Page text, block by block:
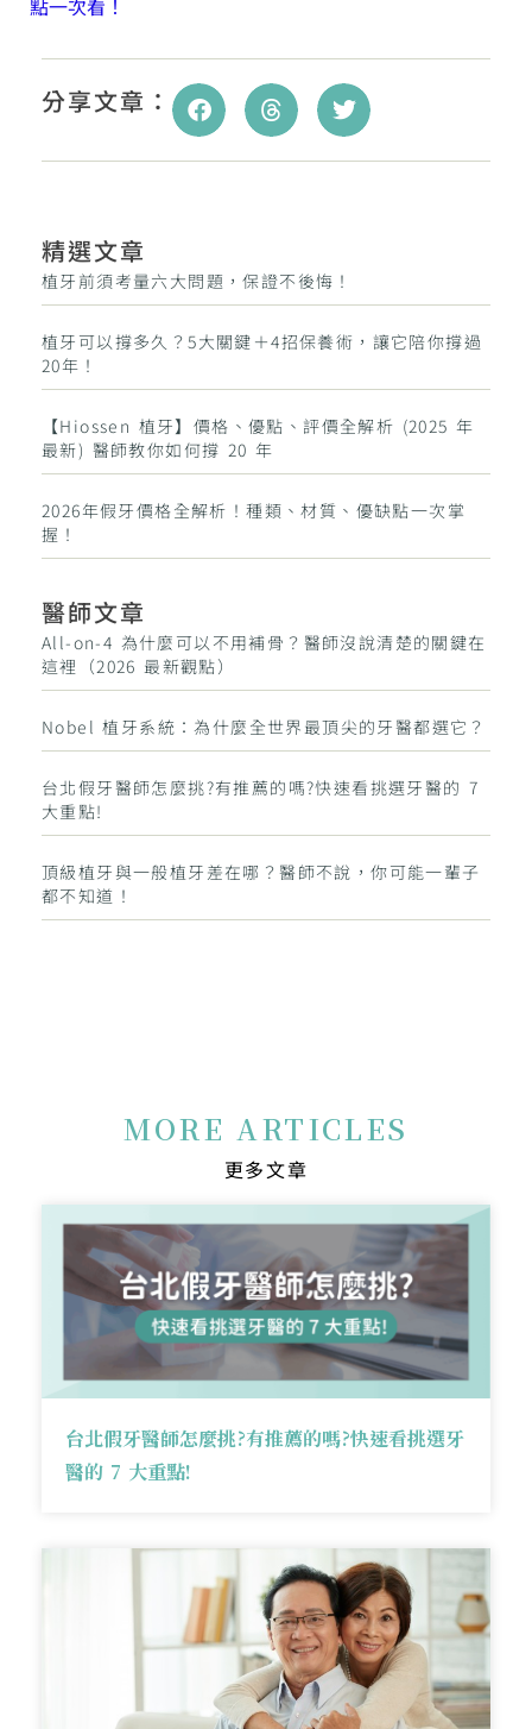
點一次看！
分享文章：
精選文章
植牙前須考量六大問題，保證不後悔！
植牙可以撐多久？5大關鍵＋4招保養術，讓它陪你撐過
20年！
【Hiossen 植牙】價格、優點、評價全解析 (2025 年
最新) 醫師教你如何撐 20 年
2026年假牙價格全解析！種類、材質、優缺點一次掌
握！
醫師文章
All-on-4 為什麼可以不用補骨？醫師沒說清楚的關鍵在
這裡（2026 最新觀點）
Nobel 植牙系統：為什麼全世界最頂尖的牙醫都選它？
台北假牙醫師怎麼挑?有推薦的嗎?快速看挑選牙醫的 7
大重點!
頂級植牙與一般植牙差在哪？醫師不說，你可能一輩子
都不知道！
MORE ARTICLES
更多文章
台北假牙醫師怎麼挑?有推薦的嗎?快速看挑選牙
醫的 7 大重點!